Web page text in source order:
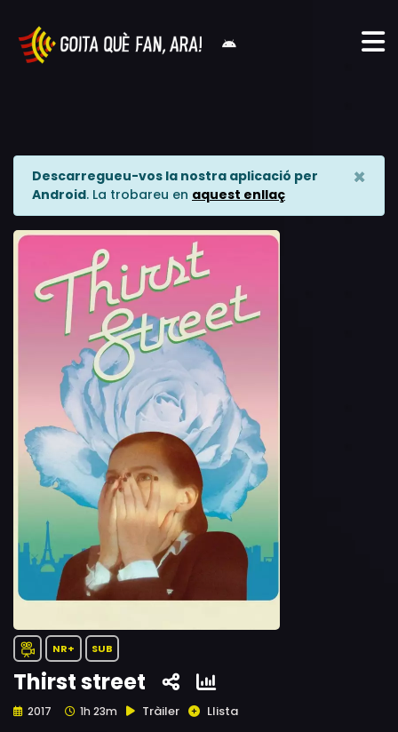
Descarregueu-vos la nostra aplicació per
Android. La trobareu en aquest enllaç
×
NR+ SUB
Thirst street
2017 1h 23m Tràiler Llista